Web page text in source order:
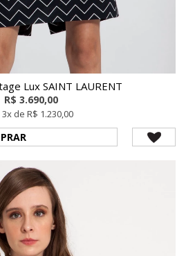
Lux SAINT LAURENT
R$ 3.690,00
de R$ 1.230,00